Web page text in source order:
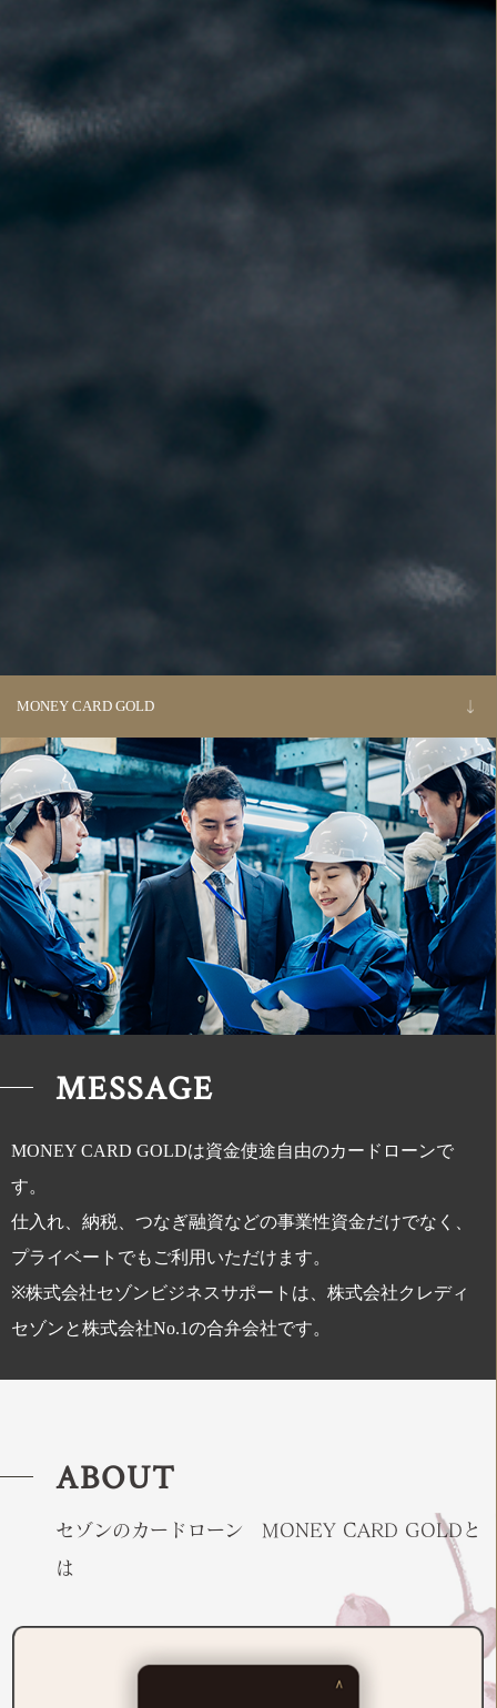
MONEY CARD GOLD
MESSAGE
MONEY CARD GOLDは資金使途自由のカードローンで
す。
仕入れ、納税、つなぎ融資などの事業性資金だけでなく、
プライベートでもご利用いただけます。
※株式会社セゾンビジネスサポートは、株式会社クレディ
セゾンと株式会社No.1の合弁会社です。
ABOUT
セゾンのカードローン MONEY CARD GOLDと
は